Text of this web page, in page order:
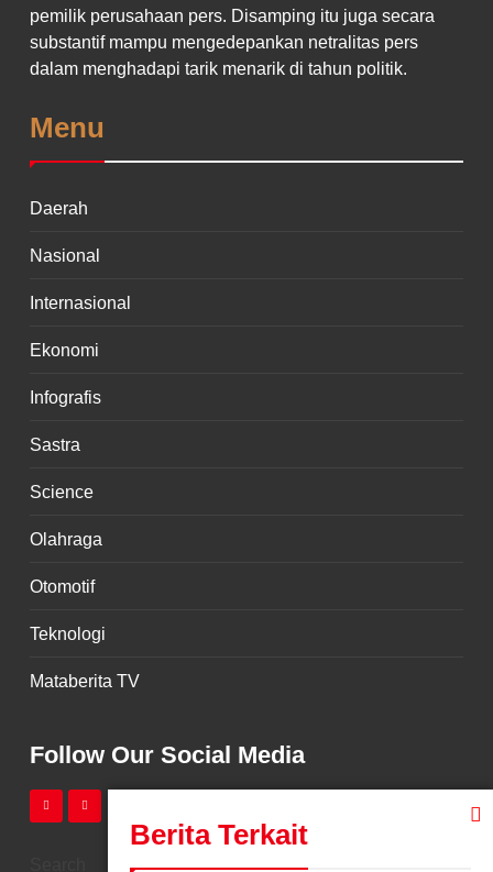
Berita Terkait
pemilik perusahaan pers. Disamping itu juga secara
substantif mampu mengedepankan netralitas pers
dalam menghadapi tarik menarik di tahun politik.
Menu
Daerah
Nasional
Internasional
Ekonomi
Infografis
Sastra
Science
Olahraga
Otomotif
Teknologi
Mataberita TV
Follow Our Social Media